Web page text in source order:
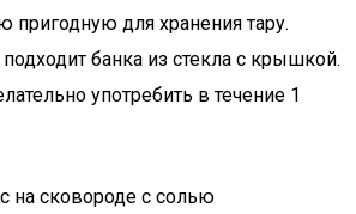
пригодную для хранения тару.
банка из стекла с крышкой.
употребить в течение 1
на сковороде с солью